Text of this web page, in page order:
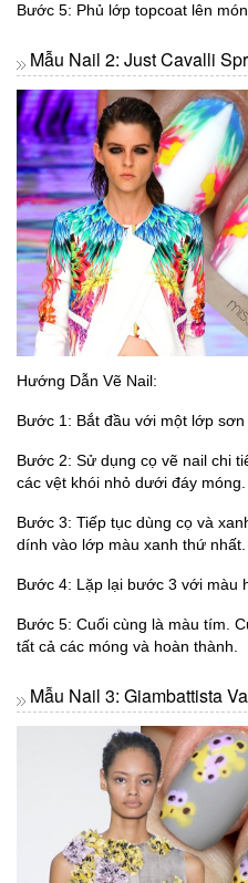
Bước 5: Phủ lớp topcoat lên
Mẫu Nail 2: Just Cavalli
Hướng Dẫn Vẽ Nail:
Bước 1: Bắt đầu với một lớp sơn
Bước 2: Sử dụng cọ vẽ nail chi
các vệt khói nhỏ dưới đáy móng.
Bước 3: Tiếp tục dùng cọ và
dính vào lớp màu xanh thứ nhất.
Bước 4: Lặp lại bước 3 với màu
Bước 5: Cuối cùng là màu tím.
tất cả các móng và hoàn thành.
Mẫu Nail 3: Giambattista